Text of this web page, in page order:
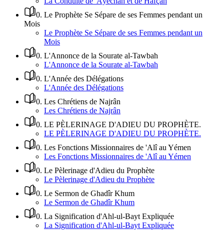
0. Le Prophète Se Sépare de ses Femmes pendant un
Mois
Le Prophète Se Sépare de ses Femmes pendant un
Mois
0. L'Annonce de la Sourate al-Tawbah
L'Annonce de la Sourate al-Tawbah
0. L'Année des Délégations
L'Année des Délégations
0. Les Chrétiens de Najrân
Les Chrétiens de Najrân
0. LE PÈLERINAGE D'ADIEU DU PROPHÈTE.
LE PÈLERINAGE D'ADIEU DU PROPHÈTE.
0. Les Fonctions Missionnaires de 'Alî au Yémen
Les Fonctions Missionnaires de 'Alî au Yémen
0. Le Pèlerinage d'Adieu du Prophète
Le Pèlerinage d'Adieu du Prophète
0. Le Sermon de Ghadîr Khum
Le Sermon de Ghadîr Khum
0. La Signification d'Ahl-ul-Bayt Expliquée
La Signification d'Ahl-ul-Bayt Expliquée